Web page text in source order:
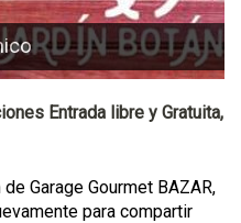
Entrada libre y Gratuita,
Garage Gourmet BAZAR,
para compartir